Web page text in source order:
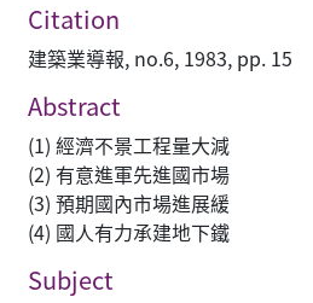
Citation
建築業導報, no.6, 1983, pp. 15
Abstract
(1) 經濟不景工程量大減
(2) 有意進軍先進國市場
(3) 預期國內市場進展緩
(4) 國人有力承建地下鐵
Subject